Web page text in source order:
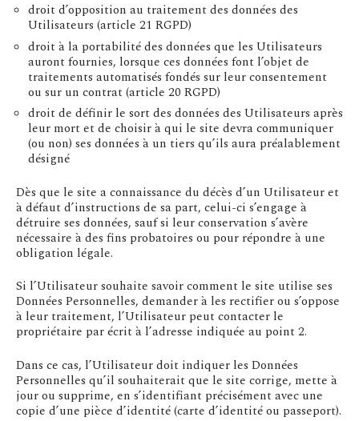
droit d’opposition au traitement des données des
Utilisateurs (article 21 RGPD)
droit à la portabilité des données que les Utilisateurs
auront fournies, lorsque ces données font l’objet de
traitements automatisés fondés sur leur consentement
ou sur un contrat (article 20 RGPD)
droit de définir le sort des données des Utilisateurs après
leur mort et de choisir à qui le site devra communiquer
(ou non) ses données à un tiers qu’ils aura préalablement
désigné
Dès que le site a connaissance du décès d’un Utilisateur et
à défaut d’instructions de sa part, celui-ci s’engage à
détruire ses données, sauf si leur conservation s’avère
nécessaire à des fins probatoires ou pour répondre à une
obligation légale.
Si l’Utilisateur souhaite savoir comment le site utilise ses
Données Personnelles, demander à les rectifier ou s’oppose
à leur traitement, l’Utilisateur peut contacter le
propriétaire par écrit à l’adresse indiquée au point 2.
Dans ce cas, l’Utilisateur doit indiquer les Données
Personnelles qu’il souhaiterait que le site corrige, mette à
jour ou supprime, en s’identifiant précisément avec une
copie d’une pièce d’identité (carte d’identité ou passeport).